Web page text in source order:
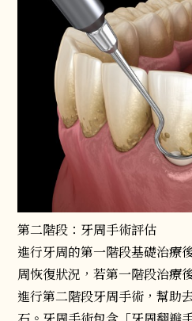
第二階段：牙周手術評估
進行牙周的第一階段基礎治療
周恢復狀況，若第一階段治療
進行第二階段牙周手術，幫助